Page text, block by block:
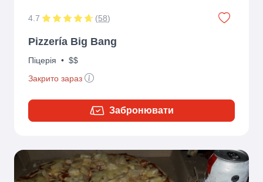
4.7 (58)
Pizzería Big Bang
Піцерія • $$
Закрито зараз
Забронювати